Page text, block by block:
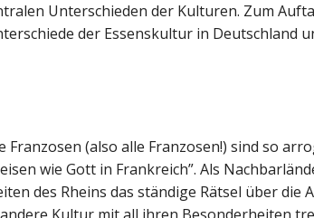
Unterschieden der Kulturen. Zum
der Essenskultur in Deutschland
(also alle Franzosen!) sind so
wie Gott in Frankreich”. Als
des Rheins das ständige Rätsel über die